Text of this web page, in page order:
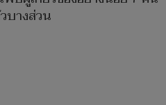
บางส่วน